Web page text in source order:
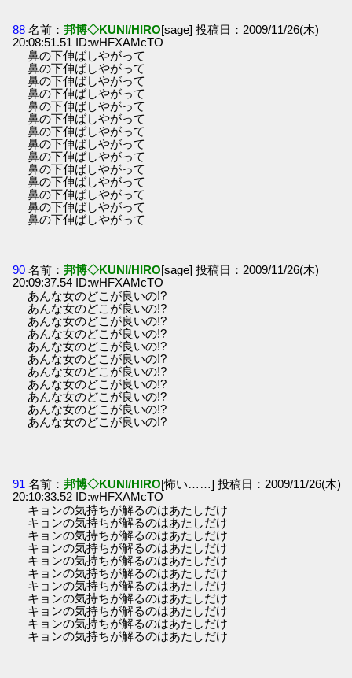
88 名前：邦博◇KUNI/HIRO[sage] 投稿日：2009/11/26(木)
20:08:51.51 ID:wHFXAMcTO
鼻の下伸ばしやがって
鼻の下伸ばしやがって
鼻の下伸ばしやがって
鼻の下伸ばしやがって
鼻の下伸ばしやがって
鼻の下伸ばしやがって
鼻の下伸ばしやがって
鼻の下伸ばしやがって
鼻の下伸ばしやがって
鼻の下伸ばしやがって
鼻の下伸ばしやがって
鼻の下伸ばしやがって
鼻の下伸ばしやがって
鼻の下伸ばしやがって
90 名前：邦博◇KUNI/HIRO[sage] 投稿日：2009/11/26(木)
20:09:37.54 ID:wHFXAMcTO
あんな女のどこが良いの!?
あんな女のどこが良いの!?
あんな女のどこが良いの!?
あんな女のどこが良いの!?
あんな女のどこが良いの!?
あんな女のどこが良いの!?
あんな女のどこが良いの!?
あんな女のどこが良いの!?
あんな女のどこが良いの!?
あんな女のどこが良いの!?
あんな女のどこが良いの!?
91 名前：邦博◇KUNI/HIRO[怖い……] 投稿日：2009/11/26(木)
20:10:33.52 ID:wHFXAMcTO
キョンの気持ちが解るのはあたしだけ
キョンの気持ちが解るのはあたしだけ
キョンの気持ちが解るのはあたしだけ
キョンの気持ちが解るのはあたしだけ
キョンの気持ちが解るのはあたしだけ
キョンの気持ちが解るのはあたしだけ
キョンの気持ちが解るのはあたしだけ
キョンの気持ちが解るのはあたしだけ
キョンの気持ちが解るのはあたしだけ
キョンの気持ちが解るのはあたしだけ
キョンの気持ちが解るのはあたしだけ